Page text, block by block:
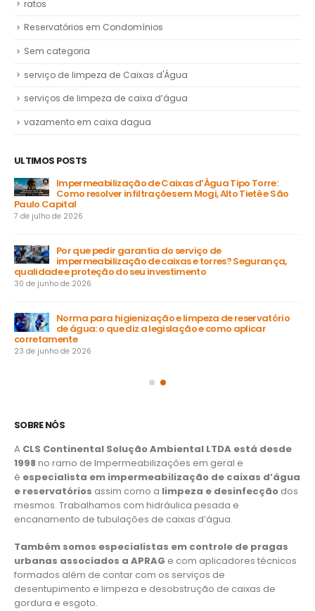
ratos
Reservatórios em Condomínios
Sem categoria
serviço de limpeza de Caixas d'Água
serviços de limpeza de caixa d’água
vazamento em caixa dagua
ULTIMOS POSTS
Impermeabilização de Caixas d’Água Tipo Torre:
Como resolver infiltrações em Mogi, Alto Tietê e São
Paulo Capital
7 de julho de 2026
Por que pedir garantia do serviço de
impermeabilização de caixas e torres? Segurança,
qualidade e proteção do seu investimento
30 de junho de 2026
Norma para higienização e limpeza de reservatório
de água: o que diz a legislação e como aplicar
corretamente
23 de junho de 2026
SOBRE NÓS
A CLS Continental Solução Ambiental LTDA está desde
1998no ramo de Impermeabilizações em geral e
é especialista em impermeabilização de caixas d’água
e reservatórios assim como a limpeza e desinfecção dos
mesmos. Trabalhamos com hidráulica pesada e
encanamento de tubulações de caixas d’água.
Também somos especialistas em controle de pragas
urbanas associados a APRAG e com aplicadores técnicos
formados além de contar com os serviços de
desentupimento e limpeza e desobstrução de caixas de
gordura e esgoto.